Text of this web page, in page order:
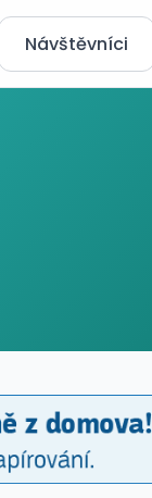
Návštěvníci